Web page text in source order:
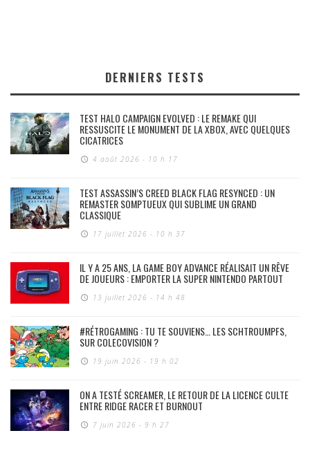
DERNIERS TESTS
TEST HALO CAMPAIGN EVOLVED : LE REMAKE QUI
RESSUSCITE LE MONUMENT DE LA XBOX, AVEC QUELQUES
CICATRICES
4 août 2026 - 10 h 17
TEST ASSASSIN’S CREED BLACK FLAG RESYNCED : UN
REMASTER SOMPTUEUX QUI SUBLIME UN GRAND
CLASSIQUE
17 juillet 2026 - 10 h 37
IL Y A 25 ANS, LA GAME BOY ADVANCE RÉALISAIT UN RÊVE
DE JOUEURS : EMPORTER LA SUPER NINTENDO PARTOUT
13 juillet 2026 - 14 h 48
#RÉTROGAMING : TU TE SOUVIENS… LES SCHTROUMPFS,
SUR COLECOVISION ?
19 juin 2026 - 19 h 02
ON A TESTÉ SCREAMER, LE RETOUR DE LA LICENCE CULTE
ENTRE RIDGE RACER ET BURNOUT
7 juin 2026 - 9 h 27